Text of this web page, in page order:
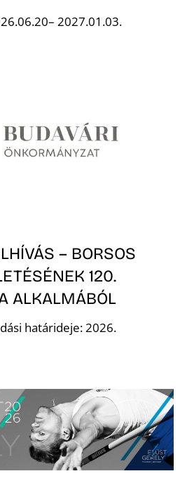
2027.01.03.
– BORSOS
120.
ALKALMÁBÓL
határideje: 2026.